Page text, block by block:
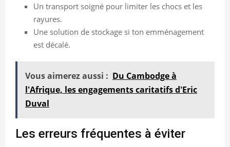
Un transport soigné pour limiter les chocs et les
rayures.
Une solution de stockage si ton emménagement
est décalé.
Vous aimerez aussi : Du Cambodge à
l'Afrique, les engagements caritatifs d'Eric
Duval
Les erreurs fréquentes à éviter